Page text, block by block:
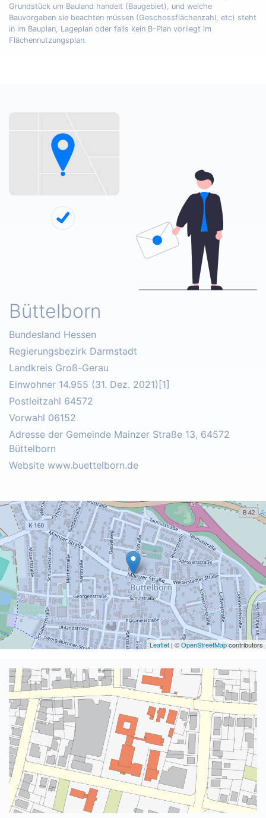
Grundstück um Bauland handelt (Baugebiet), und welche
Bauvorgaben sie beachten müssen (Geschossflächenzahl, etc) steht
in im Bauplan, Lageplan oder falls kein B-Plan vorliegt im
Flächennutzungsplan.
Büttelborn
Bundesland Hessen
Regierungsbezirk Darmstadt
Landkreis Groß-Gerau
Einwohner 14.955 (31. Dez. 2021)[1]
Postleitzahl 64572
Vorwahl 06152
Adresse der Gemeinde Mainzer Straße 13, 64572
Büttelborn
Website www.buettelborn.de
Leaflet | ©OpenStreetMapcontributors